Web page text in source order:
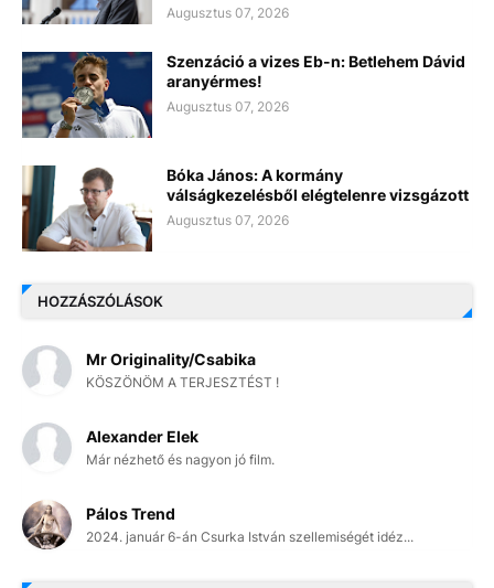
Augusztus 07, 2026
Szenzáció a vizes Eb-n: Betlehem Dávid
aranyérmes!
Augusztus 07, 2026
Bóka János: A kormány
válságkezelésből elégtelenre vizsgázott
Augusztus 07, 2026
HOZZÁSZÓLÁSOK
Mr Originality/Csabika
KÖSZÖNÖM A TERJESZTÉST !
Alexander Elek
Már nézhető és nagyon jó film.
Pálos Trend
2024. január 6-án Csurka István szellemiségét idéz...